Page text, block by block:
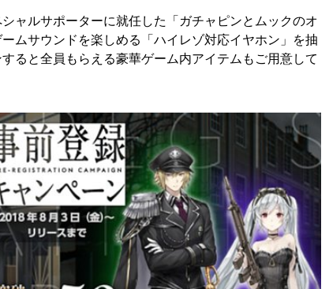
ャルサポーターに就任した「ガチャピンとムックのオ
ムサウンドを楽しめる「ハイレゾ対応イヤホン」を抽
ると全員もらえる豪華ゲーム内アイテムもご用意して